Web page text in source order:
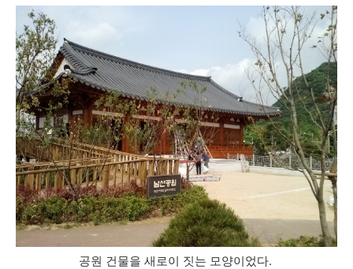
공원 건물을 새로이 짓는 모양이었다.